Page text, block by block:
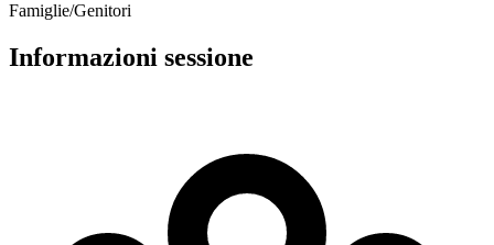
Famiglie/Genitori
Informazioni sessione